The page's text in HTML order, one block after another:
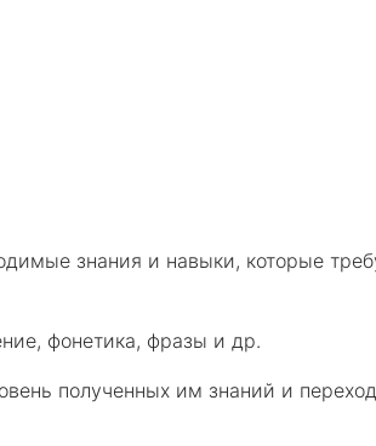
знания и навыки, которые
фонетика, фразы и др.
полученных им знаний и